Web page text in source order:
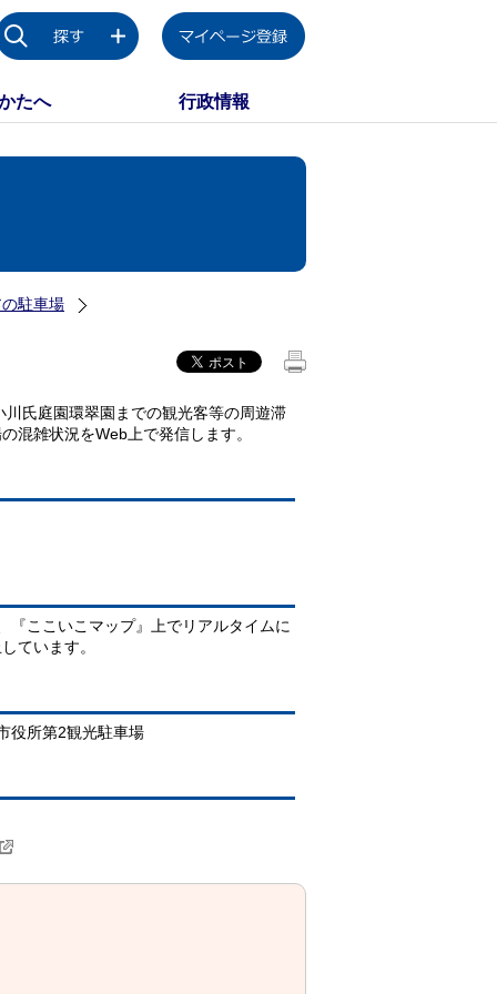
たへ 行政情報
駐車場
氏庭園環翠園までの観光客等の周遊滞
混雑状況をWeb上で発信します。
ここいこマップ』上でリアルタイムに
ています。
役所第2観光駐車場